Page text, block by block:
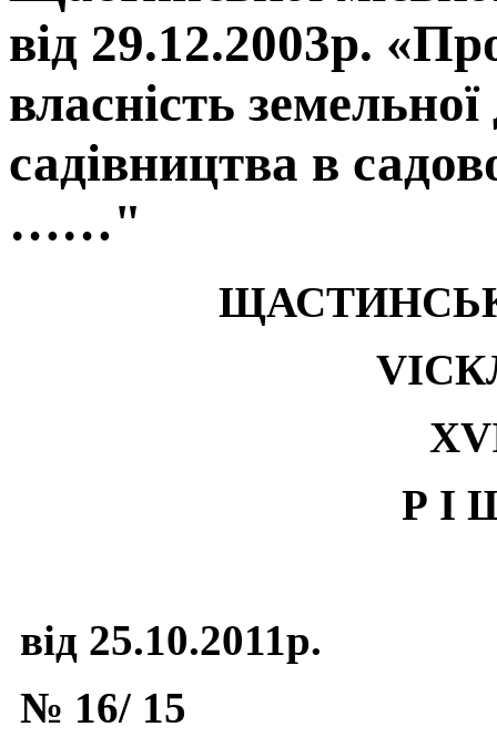
від 29.12.2003р.
власність
садівництва в
……"
VI
ХV
Р І
від 25.10.2011р.
№ 16/ 15